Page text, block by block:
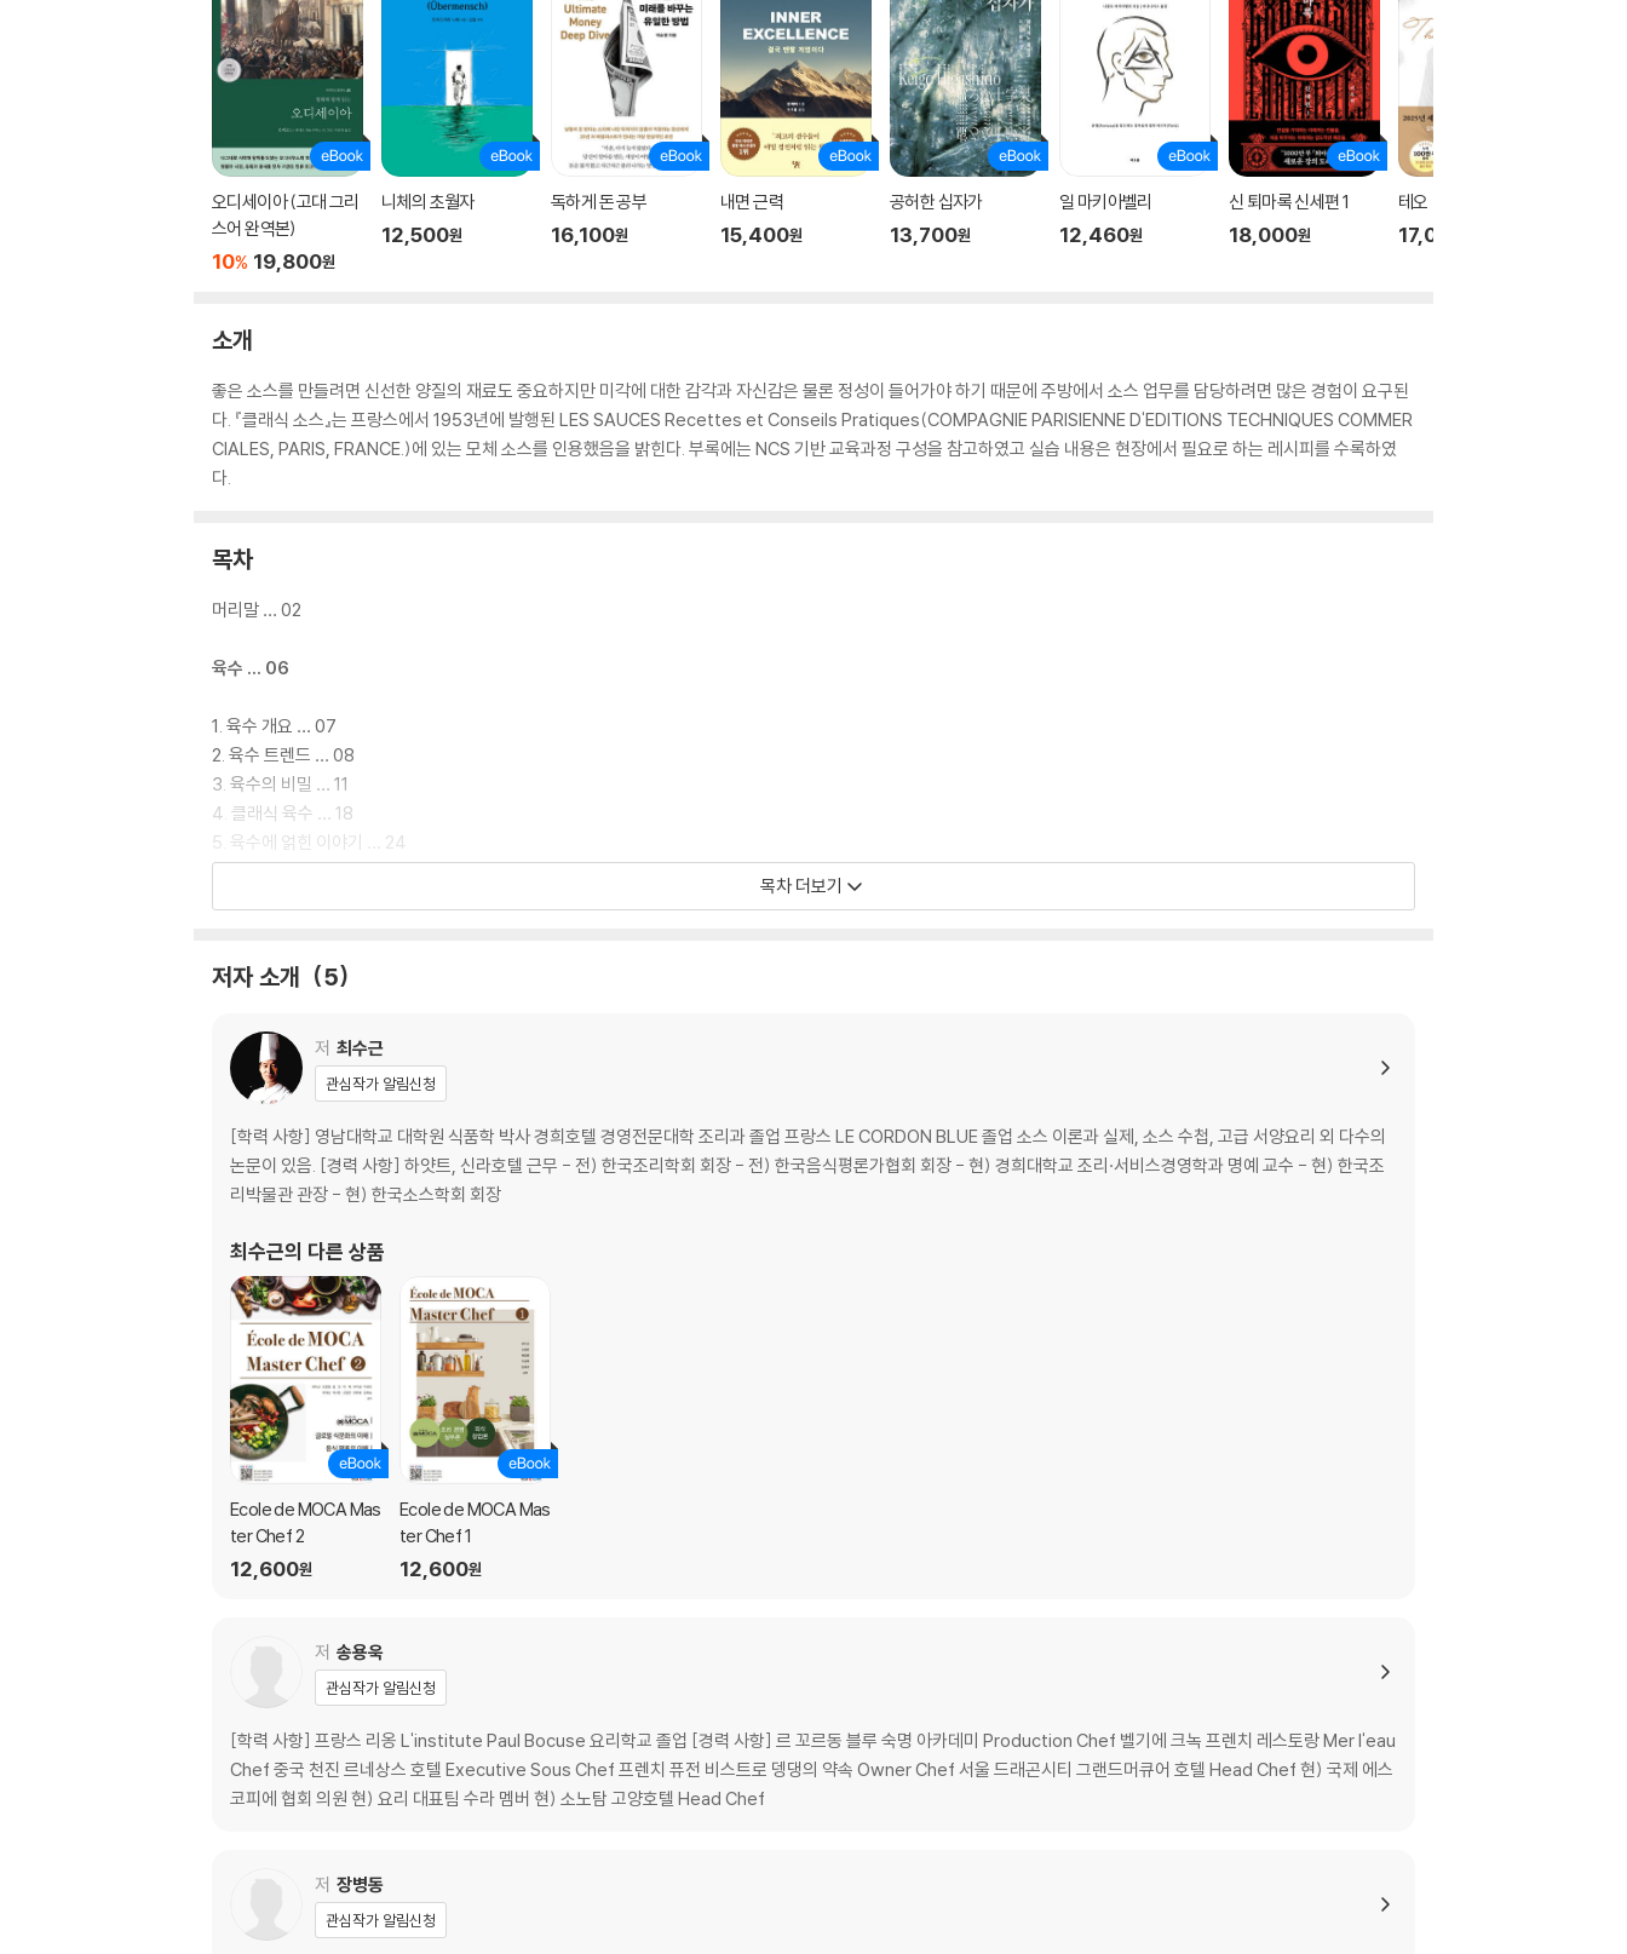
오디세이아 (고대 그리
스어 완역본)
10% 19,800원
니체의 초월자
12,500원
독하게 돈 공부
16,100원
내면 근력
15,400원
공허한 십자가
13,700원
일 마키아벨리
12,460원
신 퇴마록 신세편 1
18,000원
테오
17,000
소개
좋은 소스를 만들려면 신선한 양질의 재료도 중요하지만 미각에 대한 감각과 자신감은 물론 정성이 들어가야 하기 때문에 주방에서 소스 업무를 담당하려면 많은 경험이 요구된
다. 『클래식 소스』는 프랑스에서 1953년에 발행된 LES SAUCES Recettes et Conseils Pratiques(COMPAGNIE PARISIENNE D'EDITIONS TECHNIQUES COMMER
CIALES, PARIS, FRANCE.)에 있는 모체 소스를 인용했음을 밝힌다. 부록에는 NCS 기반 교육과정 구성을 참고하였고 실습 내용은 현장에서 필요로 하는 레시피를 수록하였
다.
목차
머리말 … 02
육수 … 06
1. 육수 개요 … 07
2. 육수 트렌드 … 08
3. 육수의 비밀 … 11
4. 클래식 육수 … 18
5. 육수에 얽힌 이야기 … 24
6. 육수 연구 … 27
1. 브라운 소스 개요 … 31
3. 브라운 소스의 비밀 … 37
4. 클래식 브라운 소스 … 38
5. 파생 브라운 소스 … 41
6. 브라운 소스에 얽힌 이야기 … 50
루를 넣은 육수 베이스 소스 … 56
1. 벨루테 소스 개요 … 57
2. 벨루테 소스 트렌드 … 59
3. 벨루테 소스의 비밀 … 61
4. 클래식 벨루테 소스 … 62
5. 파생 벨루테 소스 … 67
6. 벨루테 소스에 얽힌 이야기 … 73
우유 베이스 소스 … 82
1. 베샤멜 소스 개요 … 83
2. 베샤멜 소스 트렌드 … 84
3. 베샤멜 소스의 비밀 … 86
6. 베샤멜 소스에 얽힌 이야기 … 94
토마토 베이스 소스 … 98
1. 토마토 소스 개요 … 99
2. 토마토 소스 트렌드 … 100
5. 파생 토마토 소스 … 108
6. 토마토 소스에 얽힌 이야기 … 112
목차 더보기
저자 소개 5
저 최수근
관심작가 알림신청
[학력 사항] 영남대학교 대학원 식품학 박사 경희호텔 경영전문대학 조리과 졸업 프랑스 LE CORDON BLUE 졸업 소스 이론과 실제, 소스 수첩, 고급 서양요리 외 다수의
논문이 있음. [경력 사항] 하얏트, 신라호텔 근무 - 전) 한국조리학회 회장 - 전) 한국음식평론가협회 회장 - 현) 경희대학교 조리·서비스경영학과 명예 교수 - 현) 한국조
리박물관 관장 - 현) 한국소스학회 회장
최수근의 다른 상품
Ecole de MOCA Mas
ter Chef 2
12,600원
Ecole de MOCA Mas
ter Chef 1
12,600원
저 송용욱
관심작가 알림신청
[학력 사항] 프랑스 리옹 L'institute Paul Bocuse 요리학교 졸업 [경력 사항] 르 꼬르동 블루 숙명 아카데미 Production Chef 벨기에 크녹 프렌치 레스토랑 Mer l'eau
Chef 중국 천진 르네상스 호텔 Executive Sous Chef 프렌치 퓨전 비스트로 뎅댕의 약속 Owner Chef 서울 드래곤시티 그랜드머큐어 호텔 Head Chef 현) 국제 에스
코피에 협회 의원 현) 요리 대표팀 수라 멤버 현) 소노탐 고양호텔 Head Chef
저 장병동
관심작가 알림신청